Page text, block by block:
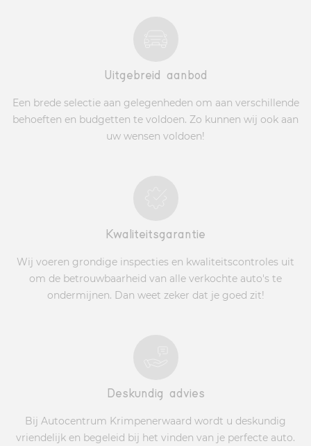
Uitgebreid aanbod
Een brede selectie aan gelegenheden om aan verschillende
behoeften en budgetten te voldoen. Zo kunnen wij ook aan
uw wensen voldoen!
Kwaliteitsgarantie
Wij voeren grondige inspecties en kwaliteitscontroles uit
om de betrouwbaarheid van alle verkochte auto's te
ondermijnen. Dan weet zeker dat je goed zit!
Deskundig advies
Bij Autocentrum Krimpenerwaard wordt u deskundig
vriendelijk en begeleid bij het vinden van je perfecte auto.